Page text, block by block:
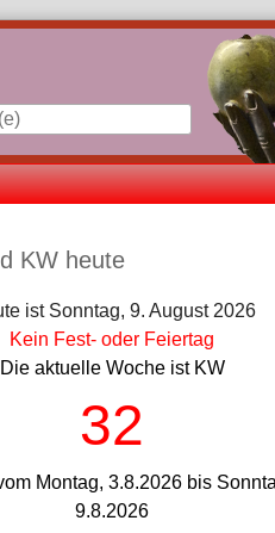
KW heute
ist Sonntag, 9. August 2026
Kein Fest- oder Feiertag
Die aktuelle Woche ist KW
32
Montag, 3.8.2026 bis
9.8.2026